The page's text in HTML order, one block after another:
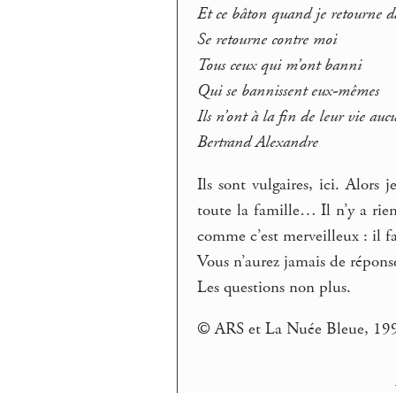
Et ce bâton quand je retourne
Se retourne contre moi
Tous ceux qui m’ont banni
Qui se bannissent eux-mêmes
Ils n’ont à la fin de leur vie
Bertrand Alexandre
Ils sont vulgaires, ici. Alors
toute la famille… Il n’y a rien
comme c’est merveilleux : il
Vous n’aurez jamais de
Les questions non plus.
© ARS et La Nuée Bleue,